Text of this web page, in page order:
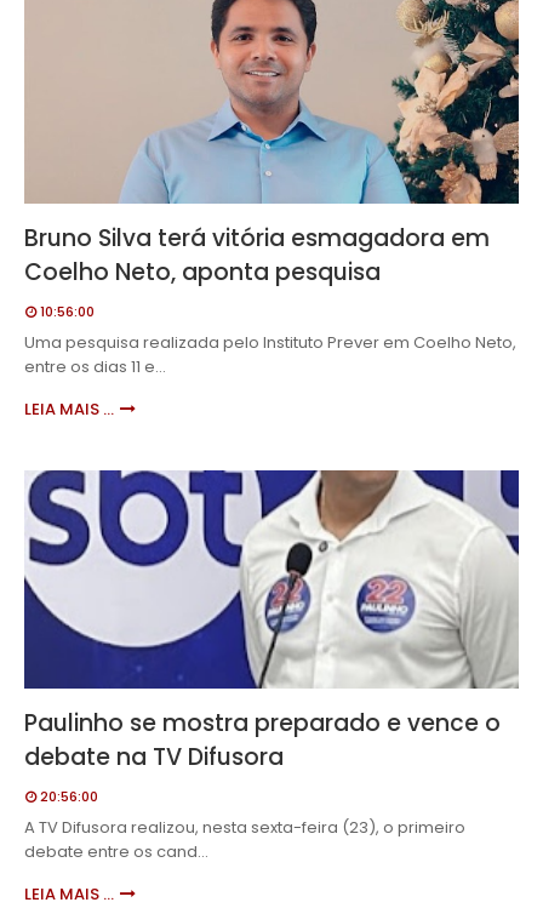
Bruno Silva terá vitória esmagadora em
Coelho Neto, aponta pesquisa
10:56:00
Uma pesquisa realizada pelo Instituto Prever em Coelho Neto,
entre os dias 11 e…
LEIA MAIS ...
Paulinho se mostra preparado e vence o
debate na TV Difusora
20:56:00
A TV Difusora realizou, nesta sexta-feira (23), o primeiro
debate entre os cand…
LEIA MAIS ...